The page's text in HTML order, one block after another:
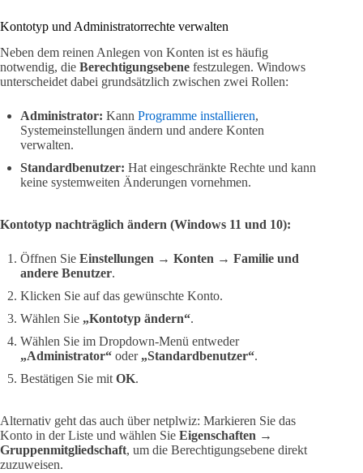
Kontotyp und Administratorrechte verwalten
Neben dem reinen Anlegen von Konten ist es häufig
notwendig, die Berechtigungsebene festzulegen. Windows
unterscheidet dabei grundsätzlich zwischen zwei Rollen:
Administrator: Kann Programme installieren,
Systemeinstellungen ändern und andere Konten
verwalten.
Standardbenutzer: Hat eingeschränkte Rechte und kann
keine systemweiten Änderungen vornehmen.
Kontotyp nachträglich ändern (Windows 11 und 10):
Öffnen Sie Einstellungen → Konten → Familie und
andere Benutzer.
Klicken Sie auf das gewünschte Konto.
Wählen Sie „Kontotyp ändern“.
Wählen Sie im Dropdown-Menü entweder
„Administrator“ oder „Standardbenutzer“.
Bestätigen Sie mit OK.
Alternativ geht das auch über netplwiz: Markieren Sie das
Konto in der Liste und wählen Sie Eigenschaften →
Gruppenmitgliedschaft, um die Berechtigungsebene direkt
zuzuweisen.